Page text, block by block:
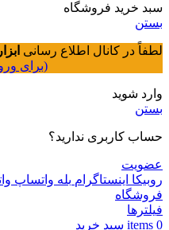
سبد خرید فروشگاه
بستن
لطفاً در کانال اطلاع رسانی
(برای
وارد شوید
بستن
حساب کاربری ندارید؟
عضویت
روبیکا اینستاگرام بله واتساپ
فروشگاه
فیلترها
0
items سبد خريد